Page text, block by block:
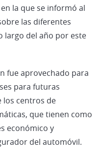
la que se informó al
las diferentes
largo del año por este
fue aprovechado para
para futuras
los centros de
que tienen como
económico y
del automóvil.